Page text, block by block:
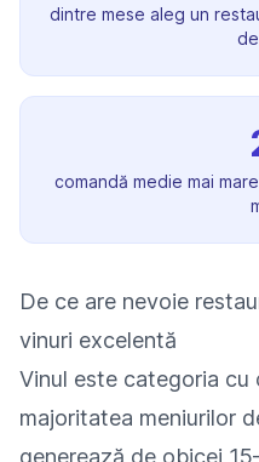
dintre mese aleg un
comandă medie mai
De ce are nevoie
vinuri excelentă
Vinul este categoria cu
majoritatea meniurilor
generează de obicei